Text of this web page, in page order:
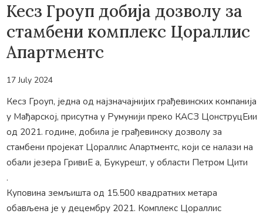
Кесз Гроуп добија дозволу за
стамбени комплекс Цораллис
Апартментс
17 July 2024
Кесз Гроуп, једна од најзначајнијих грађевинских компанија
у Мађарској, присутна у Румунији преко КАСЗ ЦонструцЕии
од 2021. године, добила је грађевинску дозволу за
стамбени пројекат Цораллис Апартментс, који се налази на
обали језера ГривиЕ а, Букурешт, у области Петром Цити
.
Куповина земљишта од 15.500 квадратних метара
обављена је у децембру 2021. Комплекс Цораллис